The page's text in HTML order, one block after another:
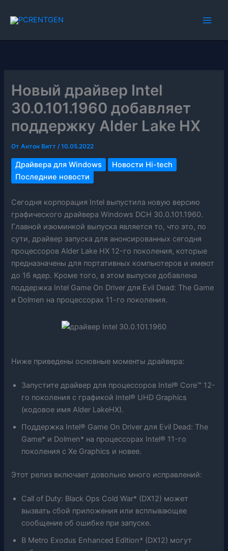
Новый драйвер Intel
30.0.101.1960 добавляет
поддержку Alder Lake HX
ОтАнтон Витт/10.05.2022
Драйвера для Windows
Новости Hi-tech
Последние новости
Сегодня корпорация Intel выпустила новую версию
графического драйвера Windows DCH 30.0.101.1960.
Главной изюминкой выпуска является то, что это, по
сути, драйвер запуска для анонсированных сегодня
процессоров Alder Lake HX 12-го поколения, которые
предназначены для портативных компьютеров и имеют
до 16 ядер. Кроме того, в этом выпуске добавлена ​​
поддержка Intel Game On Driver для Evil Dead: The Game
и Dolmen на процессорах 11-го поколения.
Ниже приведены основные моменты драйвера:
Запустите драйвер для процессоров Intel® Core™ 12-
го поколения с графикой Intel® UHD Graphics
(кодовое имя Alder LakeHX).
Поддержка Intel® Game On Driver для Evil Dead: The
Game* и Dolmen* на процессорах Intel® 11-го
поколения с Xe Graphics и новее.
Этот релиз включает довольно много исправлений:
Call of Duty: Black Ops Cold War* (DX12) может
вызвать сбой приложения или всплывающее
сообщение об ошибке при запуске.
В Metro Exodus Enhanced Edition* (DX12) могут